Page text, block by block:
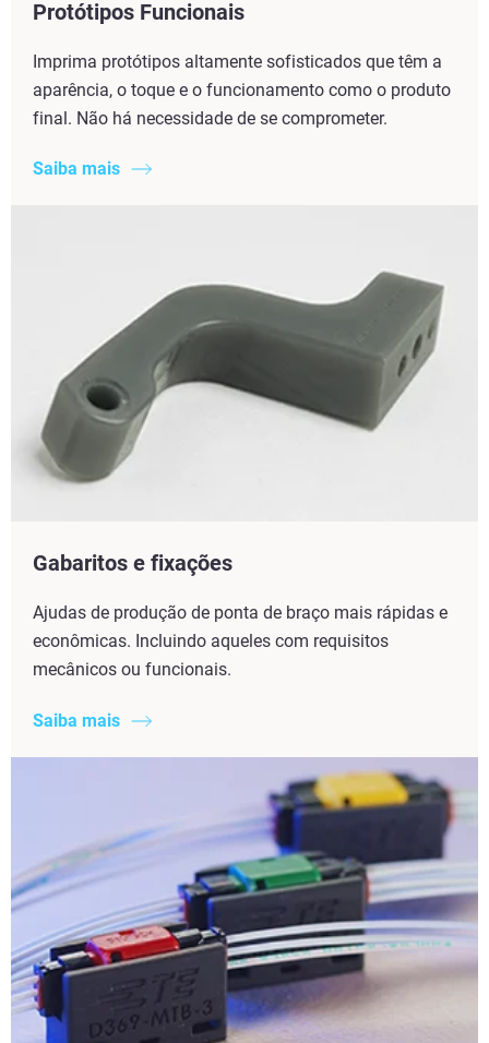
Protótipos Funcionais
Imprima protótipos altamente sofisticados que têm a
aparência, o toque e o funcionamento como o produto
final. Não há necessidade de se comprometer.
Saiba mais
Gabaritos e fixações
Ajudas de produção de ponta de braço mais rápidas e
econômicas. Incluindo aqueles com requisitos
mecânicos ou funcionais.
Saiba mais